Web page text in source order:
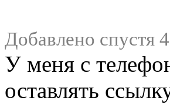
Добавлено спустя
У меня с
оставлять